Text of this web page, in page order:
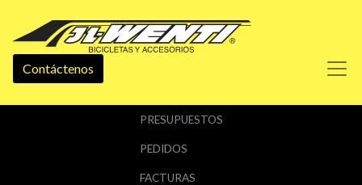
Contáctenos
PRESUPUESTOS
PEDIDOS
FACTURAS